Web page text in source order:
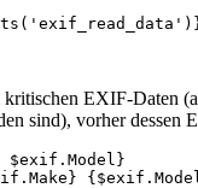
kritischen EXIF-Daten
sind), vorher dessen
$exif.Model}